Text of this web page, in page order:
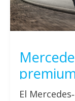
confort
El